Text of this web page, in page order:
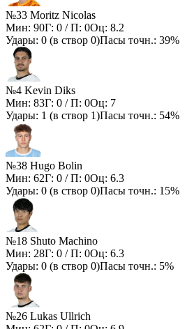
№33 Moritz Nicolas
Мин: 90Г: 0 / П: 0Оц: 8.2
Удары: 0 (в створ 0)Пасы точн.: 39%
№4 Kevin Diks
Мин: 83Г: 0 / П: 0Оц: 7
Удары: 1 (в створ 1)Пасы точн.: 54%
№38 Hugo Bolin
Мин: 62Г: 0 / П: 0Оц: 6.3
Удары: 0 (в створ 0)Пасы точн.: 15%
№18 Shuto Machino
Мин: 28Г: 0 / П: 0Оц: 6.3
Удары: 0 (в створ 0)Пасы точн.: 5%
№26 Lukas Ullrich